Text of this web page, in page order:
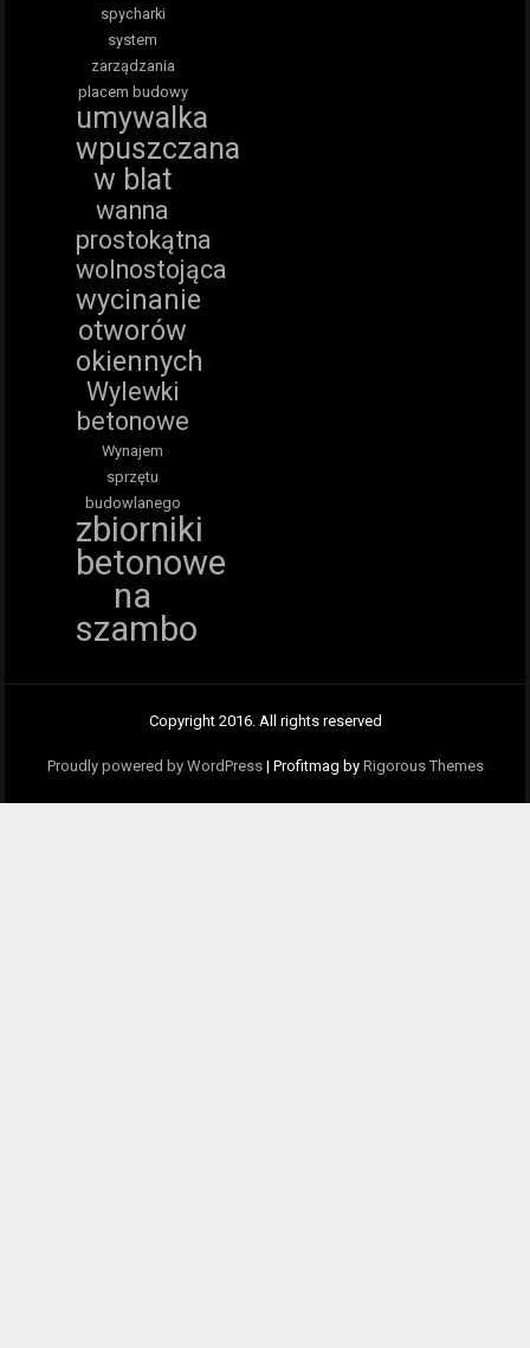
spycharki
system
zarządzania
placem budowy
umywalka
wpuszczana
w blat
wanna
prostokątna
wolnostojąca
wycinanie
otworów
okiennych
Wylewki
betonowe
Wynajem
sprzętu
budowlanego
zbiorniki
betonowe
na
szambo
Copyright 2016. All rights reserved
Proudly powered by WordPress | Profitmag by Rigorous Themes